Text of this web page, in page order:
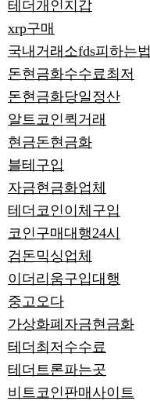
테더개인지갑
xrp구매
국내거래소fds피하는법
돈현금화수수료최저
돈현금화당일정산
알트코인퀵거래
현금돈현금화
블테구입
자금현금화업체
테더코인이체구입
코인구매대행24시
검돈믹싱업체
이더리움구입대행
중고오다
가상화폐자금현금화
테더최저수수료
테더트론파는곳
비트코인판매사이트